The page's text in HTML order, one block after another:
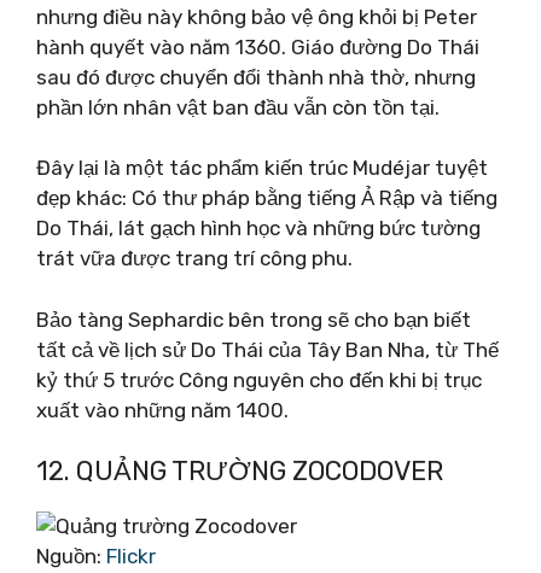
nhưng điều này không bảo vệ ông khỏi bị Peter
hành quyết vào năm 1360. Giáo đường Do Thái
sau đó được chuyển đổi thành nhà thờ, nhưng
phần lớn nhân vật ban đầu vẫn còn tồn tại.
Đây lại là một tác phẩm kiến ​​trúc Mudéjar tuyệt
đẹp khác: Có thư pháp bằng tiếng Ả Rập và tiếng
Do Thái, lát gạch hình học và những bức tường
trát vữa được trang trí công phu.
Bảo tàng Sephardic bên trong sẽ cho bạn biết
tất cả về lịch sử Do Thái của Tây Ban Nha, từ Thế
kỷ thứ 5 trước Công nguyên cho đến khi bị trục
xuất vào những năm 1400.
12. QUẢNG TRƯỜNG ZOCODOVER
Nguồn: Flickr